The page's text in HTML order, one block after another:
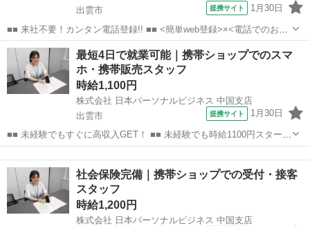
出雲市
提携サイト 1月30日
■■ 来社不要！カンタン電話登録!! ■■ <簡単web登録>×<電話でのお仕
事紹介> で、来社なくお仕事探しが可能です♪ 基本情報を入力したら
電話で希望を伝えるだけでOK★ 営業、ラウンダー、事務のお仕事も
あります♪ ご希...
島根 出雲市 店長
最短4日で就業可能｜携帯ショップでのスマ
ホ・携帯販売スタッフ
時給1,100円
株式会社 日本パーソナルビジネス 中国支店
出雲市
提携サイト 1月30日
■■ 未経験でもすぐに高収入GET！ ■■ 未経験でも時給1100円スタート
なので、すぐに高収入!! 社員登用制度もあるので、ゆくゆくは社員に
なんてキャリアアップも目指せます!! ■■ 来社不要！カンタン電話登
録!! ■■...
社会保険完備｜携帯ショップでの受付・接客
スタッフ
時給1,200円
株式会社 日本パーソナルビジネス 中国支店